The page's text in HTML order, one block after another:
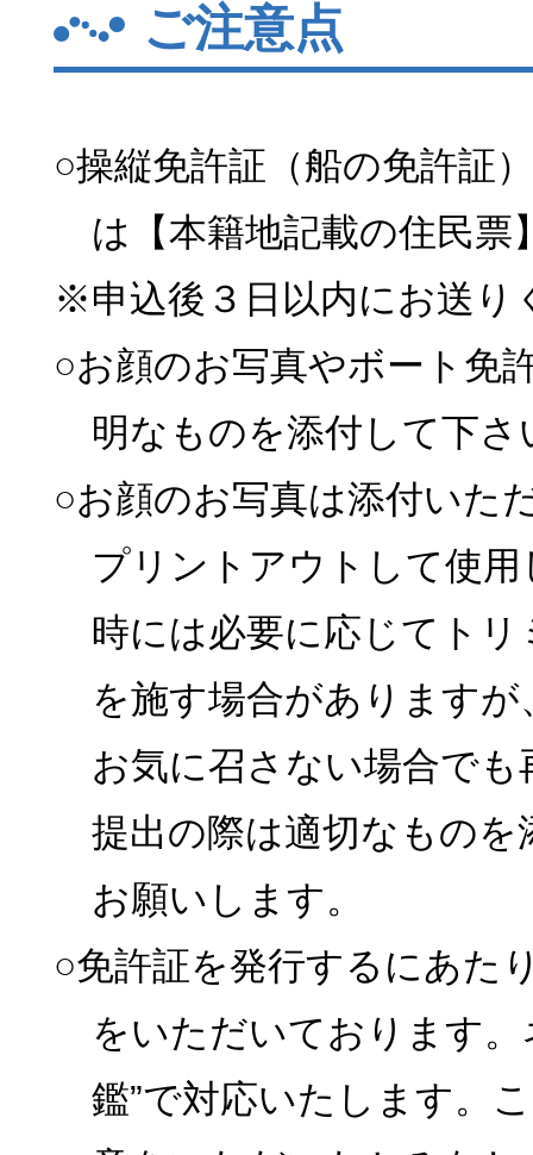
ご注意点
○操縦免許証（船の免許証
は【本籍地記載の住民票
※申込後３日以内にお送り
○お顔のお写真やボート免
明なものを添付して下さ
○お顔のお写真は添付いた
プリントアウトして使用
時には必要に応じてト
を施す場合があります
お気に召さない場合で
提出の際は適切なもの
お願いします。
○免許証を発行するにあた
をいただいております
鑑”で対応いたします。